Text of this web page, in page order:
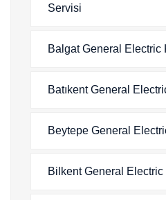
Servisi
Balgat General Electric
Batıkent General
Beytepe General
Bilkent General